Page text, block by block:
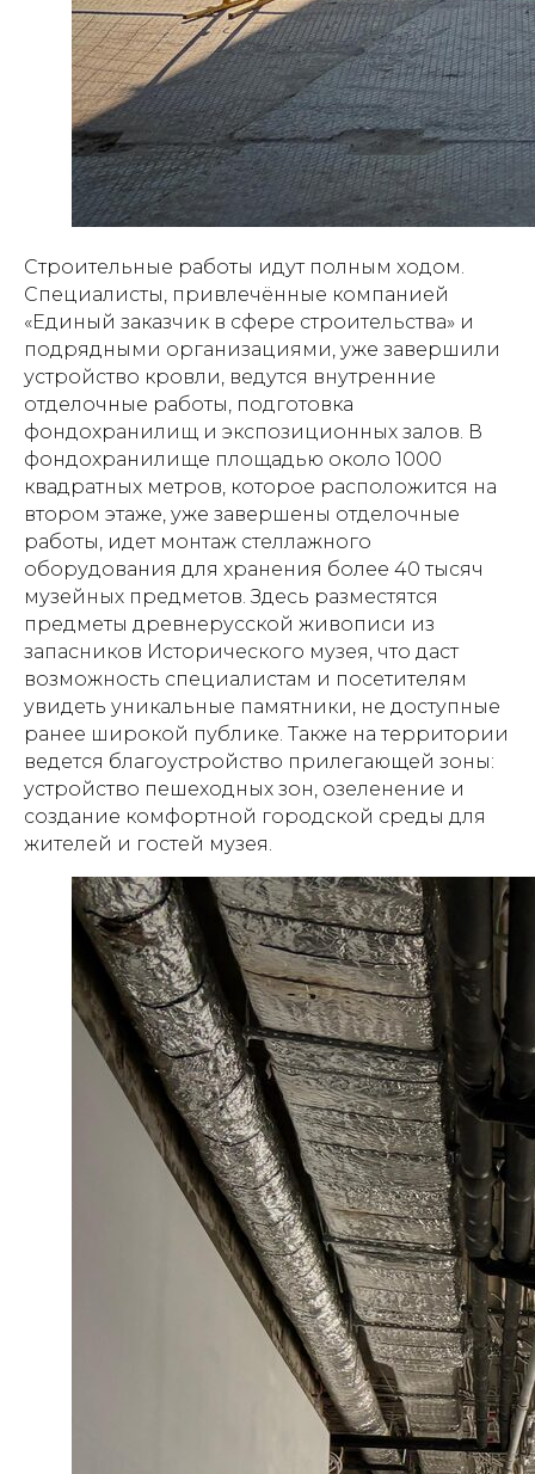
Строительные работы идут полным ходом.
Специалисты, привлечённые компанией
«Единый заказчик в сфере строительства» и
подрядными организациями, уже завершили
устройство кровли, ведутся внутренние
отделочные работы, подготовка
фондохранилищ и экспозиционных залов. В
фондохранилище площадью около 1000
квадратных метров, которое расположится на
втором этаже, уже завершены отделочные
работы, идет монтаж стеллажного
оборудования для хранения более 40 тысяч
музейных предметов. Здесь разместятся
предметы древнерусской живописи из
запасников Исторического музея, что даст
возможность специалистам и посетителям
увидеть уникальные памятники, не доступные
ранее широкой публике. Также на территории
ведется благоустройство прилегающей зоны:
устройство пешеходных зон, озеленение и
создание комфортной городской среды для
жителей и гостей музея.